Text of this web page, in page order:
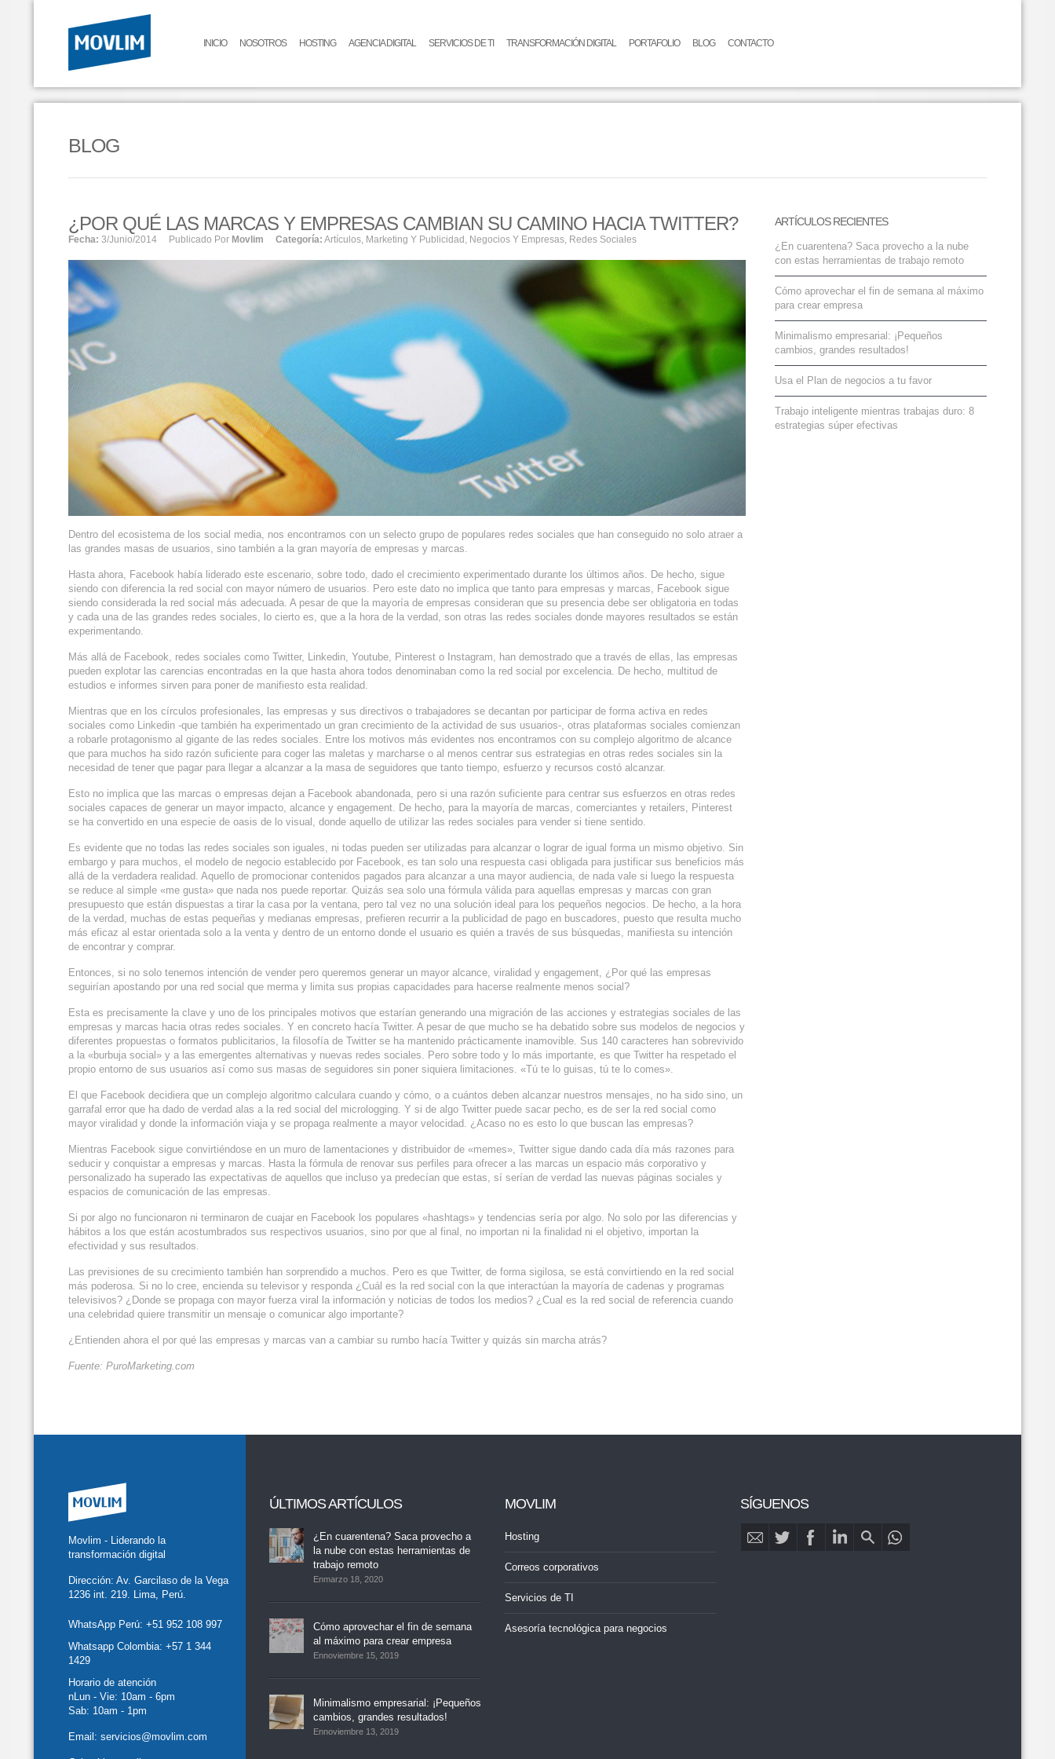
INICIO NOSOTROS HOSTING AGENCIA DIGITAL SERVICIOS DE TI TRANSFORMACIÓN DIGITAL PORTAFOLIO BLOG CONTACTO
BLOG
¿POR QUÉ LAS MARCAS Y EMPRESAS CAMBIAN SU CAMINO HACIA TWITTER?
Fecha: 3/junio/2014 Publicado Por Movlim Categoría: Artículos, Marketing Y Publicidad , Negocios Y Empresas, Redes Sociales
Dentro del ecosistema de los social media, nos encontramos con un selecto grupo de populares redes sociales que han conseguido no solo atraer a
las grandes masas de usuarios, sino también a la gran mayoría de empresas y marcas.
Hasta ahora, Facebook había liderado este escenario, sobre todo, dado el crecimiento experimentado durante los últimos años. De hecho, sigue
siendo con diferencia la red social con mayor número de usuarios. Pero este dato no implica que tanto para empresas y marcas, Facebook sigue
siendo considerada la red social más adecuada. A pesar de que la mayoría de empresas consideran que su presencia debe ser obligatoria en todas
y cada una de las grandes redes sociales, lo cierto es, que a la hora de la verdad, son otras las redes sociales donde mayores resultados se están
experimentando.
Más allá de Facebook, redes sociales como Twitter, Linkedin, Youtube, Pinterest o Instagram, han demostrado que a través de ellas, las empresas
pueden explotar las carencias encontradas en la que hasta ahora todos denominaban como la red social por excelencia. De hecho, multitud de
estudios e informes sirven para poner de manifiesto esta realidad.
Mientras que en los círculos profesionales, las empresas y sus directivos o trabajadores se decantan por participar de forma activa en redes
sociales como Linkedin -que también ha experimentado un gran crecimiento de la actividad de sus usuarios-, otras plataformas sociales comienzan
a robarle protagonismo al gigante de las redes sociales. Entre los motivos más evidentes nos encontramos con su complejo algoritmo de alcance
que para muchos ha sido razón suficiente para coger las maletas y marcharse o al menos centrar sus estrategias en otras redes sociales sin la
necesidad de tener que pagar para llegar a alcanzar a la masa de seguidores que tanto tiempo, esfuerzo y recursos costó alcanzar.
Esto no implica que las marcas o empresas dejan a Facebook abandonada, pero si una razón suficiente para centrar sus esfuerzos en otras redes
sociales capaces de generar un mayor impacto, alcance y engagement. De hecho, para la mayoría de marcas, comerciantes y retailers, Pinterest
se ha convertido en una especie de oasis de lo visual, donde aquello de utilizar las redes sociales para vender si tiene sentido.
Es evidente que no todas las redes sociales son iguales, ni todas pueden ser utilizadas para alcanzar o lograr de igual forma un mismo objetivo. Sin
embargo y para muchos, el modelo de negocio establecido por Facebook, es tan solo una respuesta casi obligada para justificar sus beneficios más
allá de la verdadera realidad. Aquello de promocionar contenidos pagados para alcanzar a una mayor audiencia, de nada vale si luego la respuesta
se reduce al simple «me gusta» que nada nos puede reportar. Quizás sea solo una fórmula válida para aquellas empresas y marcas con gran
presupuesto que están dispuestas a tirar la casa por la ventana, pero tal vez no una solución ideal para los pequeños negocios. De hecho, a la hora
de la verdad, muchas de estas pequeñas y medianas empresas, prefieren recurrir a la publicidad de pago en buscadores, puesto que resulta mucho
más eficaz al estar orientada solo a la venta y dentro de un entorno donde el usuario es quién a través de sus búsquedas, manifiesta su intención
de encontrar y comprar.
Entonces, si no solo tenemos intención de vender pero queremos generar un mayor alcance, viralidad y engagement, ¿Por qué las empresas
seguirían apostando por una red social que merma y limita sus propias capacidades para hacerse realmente menos social?
Esta es precisamente la clave y uno de los principales motivos que estarían generando una migración de las acciones y estrategias sociales de las
empresas y marcas hacia otras redes sociales. Y en concreto hacía Twitter. A pesar de que mucho se ha debatido sobre sus modelos de negocios y
diferentes propuestas o formatos publicitarios, la filosofía de Twitter se ha mantenido prácticamente inamovible. Sus 140 caracteres han sobrevivido
a la «burbuja social» y a las emergentes alternativas y nuevas redes sociales. Pero sobre todo y lo más importante, es que Twitter ha respetado el
propio entorno de sus usuarios así como sus masas de seguidores sin poner siquiera limitaciones. «Tú te lo guisas, tú te lo comes».
El que Facebook decidiera que un complejo algoritmo calculara cuando y cómo, o a cuántos deben alcanzar nuestros mensajes, no ha sido sino, un
garrafal error que ha dado de verdad alas a la red social del micrologging. Y si de algo Twitter puede sacar pecho, es de ser la red social como
mayor viralidad y donde la información viaja y se propaga realmente a mayor velocidad. ¿Acaso no es esto lo que buscan las empresas?
Mientras Facebook sigue convirtiéndose en un muro de lamentaciones y distribuidor de «memes», Twitter sigue dando cada día más razones para
seducir y conquistar a empresas y marcas. Hasta la fórmula de renovar sus perfiles para ofrecer a las marcas un espacio más corporativo y
personalizado ha superado las expectativas de aquellos que incluso ya predecían que estas, sí serían de verdad las nuevas páginas sociales y
espacios de comunicación de las empresas.
Si por algo no funcionaron ni terminaron de cuajar en Facebook los populares «hashtags» y tendencias sería por algo. No solo por las diferencias y
hábitos a los que están acostumbrados sus respectivos usuarios, sino por que al final, no importan ni la finalidad ni el objetivo, importan la
efectividad y sus resultados.
Las previsiones de su crecimiento también han sorprendido a muchos. Pero es que Twitter, de forma sigilosa, se está convirtiendo en la red social
más poderosa. Si no lo cree, encienda su televisor y responda ¿Cuál es la red social con la que interactúan la mayoría de cadenas y programas
televisivos? ¿Donde se propaga con mayor fuerza viral la información y noticias de todos los medios? ¿Cual es la red social de referencia cuando
una celebridad quiere transmitir un mensaje o comunicar algo importante?
¿Entienden ahora el por qué las empresas y marcas van a cambiar su rumbo hacía Twitter y quizás sin marcha atrás?
Fuente: PuroMarketing.com
ARTÍCULOS RECIENTES
¿En cuarentena? Saca provecho a la nube
con estas herramientas de trabajo remoto
Cómo aprovechar el fin de semana al máximo
para crear empresa
Minimalismo empresarial: ¡Pequeños
cambios, grandes resultados!
Usa el Plan de negocios a tu favor
Trabajo inteligente mientras trabajas duro: 8
estrategias súper efectivas
Movlim - Liderando la
transformación digital
Dirección: Av. Garcilaso de la Vega
1236 int. 219. Lima, Perú.
WhatsApp Perú: +51 952 108 997
Whatsapp Colombia: +57 1 344
1429
Horario de atención
nLun - Vie: 10am - 6pm
Sab: 10am - 1pm
Email: servicios@movlim.com
ÚLTIMOS ARTÍCULOS
¿En cuarentena? Saca provecho a
la nube con estas herramientas de
trabajo remoto
Enmarzo 18, 2020
Cómo aprovechar el fin de semana
al máximo para crear empresa
Ennoviembre 15, 2019
Minimalismo empresarial: ¡Pequeños
cambios, grandes resultados!
Ennoviembre 13, 2019
MOVLIM
Hosting
Correos corporativos
Servicios de TI
Asesoría tecnológica para negocios
SÍGUENOS